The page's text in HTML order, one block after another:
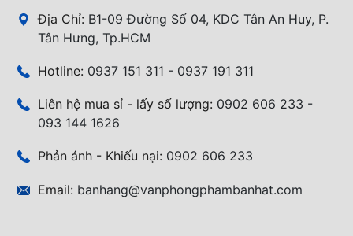
Địa Chỉ: B1-09 Đường Số 04, KDC Tân An Huy, P.
Tân Hưng, Tp.HCM
Hotline: 0937 151 311 - 0937 191 311
Liên hệ mua sỉ - lấy số lượng: 0902 606 233 -
093 144 1626
Phản ánh - Khiếu nại: 0902 606 233
Email: banhang@vanphongphambanhat.com